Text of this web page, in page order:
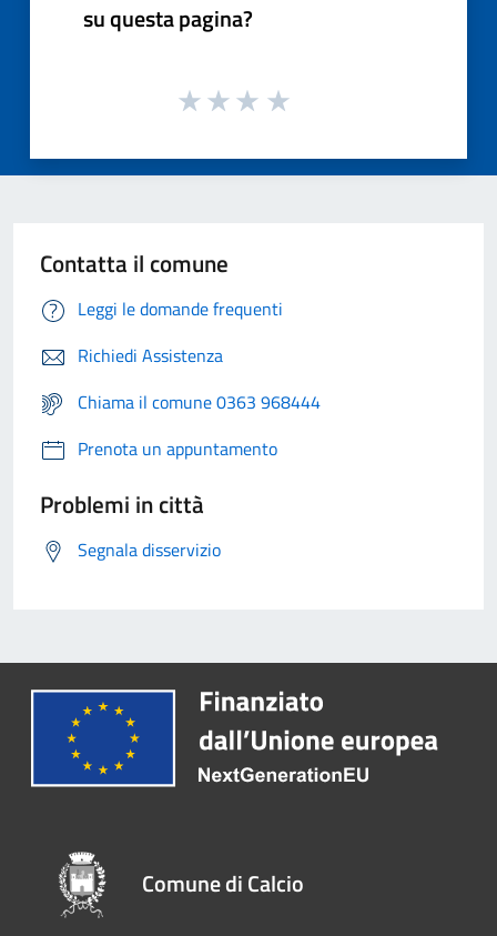
su questa pagina?
Contatta il comune
Leggi le domande frequenti
Richiedi Assistenza
Chiama il comune 0363 968444
Prenota un appuntamento
Problemi in città
Segnala disservizio
Comune di Calcio